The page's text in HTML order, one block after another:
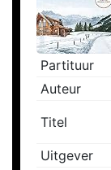
Partituur
Auteur
Titel
Uitgever